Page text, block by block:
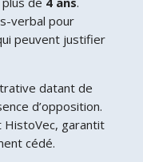
verbal pour
peuvent justifier
datant de
d’opposition.
HistoVec, garantit
cédé.